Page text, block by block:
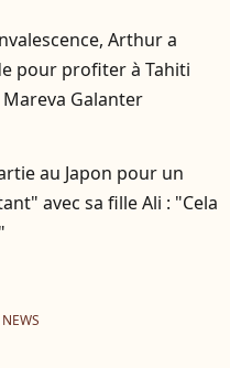
Arthur a
pour profiter à Tahiti
Galanter
au Japon pour un
avec sa fille Ali : "Cela